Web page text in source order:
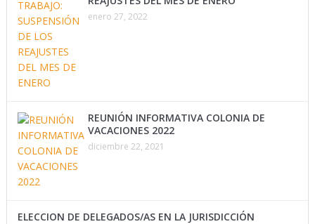
enero 27, 2022
REUNIÓN INFORMATIVA COLONIA DE
VACACIONES 2022
diciembre 22, 2021
ELECCION DE DELEGADOS/AS EN LA JURISDICCIÓN